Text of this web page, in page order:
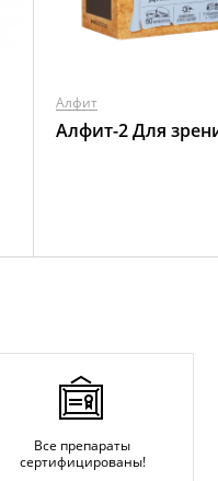
Алфит
Алфит-2 Для
Все препараты
сертифицированы!